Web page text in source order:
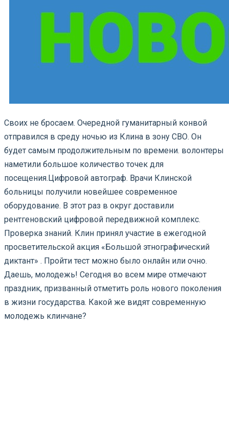
Своих не бросаем. Очередной гуманитарный конвой
отправился в среду ночью из Клина в зону СВО. Он
будет самым продолжительным по времени. волонтеры
наметили большое количество точек для
посещения.Цифровой автограф. Врачи Клинской
больницы получили новейшее современное
оборудование. В этот раз в округ доставили
рентгеновский цифровой передвижной комплекс.
Проверка знаний. Клин принял участие в ежегодной
просветительской акция «Большой этнографический
диктант» . Пройти тест можно было онлайн или очно.
Даешь, молодежь! Сегодня во всем мире отмечают
праздник, призванный отметить роль нового поколения
в жизни государства. Какой же видят современную
молодежь клинчане?